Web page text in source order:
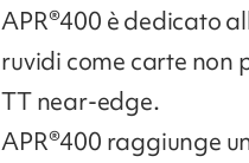
APR®400 è dedicato
ruvidi come carte non
TT near-edge.
APR®400 raggiunge